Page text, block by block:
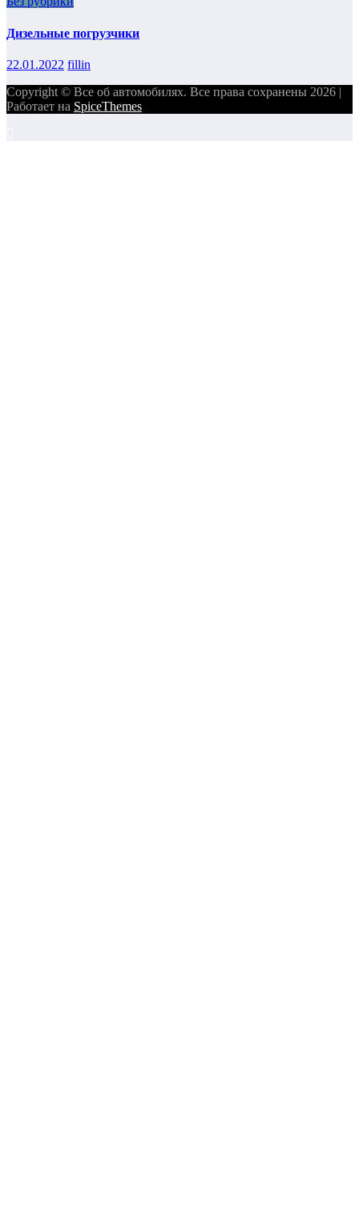
Дизельные погрузчики
22.01.2022 fillin
Copyright © Все об автомобилях. Все права сохранены 2026 |
Работает на SpiceThemes